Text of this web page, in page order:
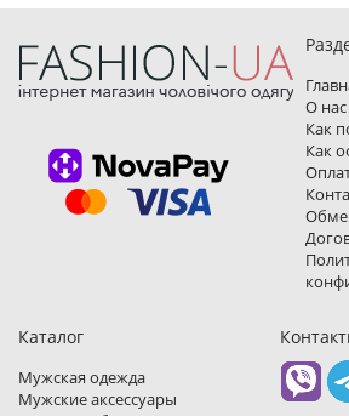
О нас
Как
Как
Каталог
Мужская одежда
Мужские аксессуары